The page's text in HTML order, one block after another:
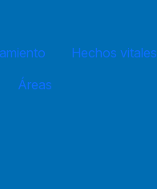
Hechos vitales
Áreas